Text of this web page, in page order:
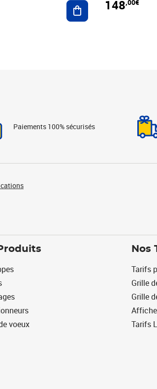
Ajouter au panier
148,00€
Paiements 100% sécurisés
voeux
Nos
Tarifs
Grille
Grille
Tarifs